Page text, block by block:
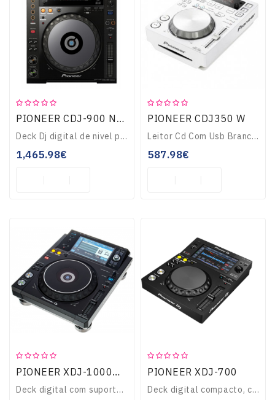
PIONEER CDJ-900 NXS
Deck Dj digital de nivel profissional. Ecrã LCD full-colour, Beat Divide, quatro decks Beat Sync. Reprodução de misturas a partir de um smartphone...
1,465.98€
PIONEER CDJ350 W
Leitor Cd Com Usb BrancoLeitor de CDs Cinza com USB. Compatível com o software de gestão de músicas Recordbox. - Pioneer..
587.98€
PIONEER XDJ-1000MK2
Deck digital com suporte para áudio de alta resolução compatível com o software de gestão de músicas RekordBox. Pro DJ Link...
PIONEER XDJ-700
Deck digital compacto, compatível com o software de gestão de músicas RekordBox. Ecrã tátil de grandes dimensões. Possibilidade de carregar faixas via USB ou Wi..